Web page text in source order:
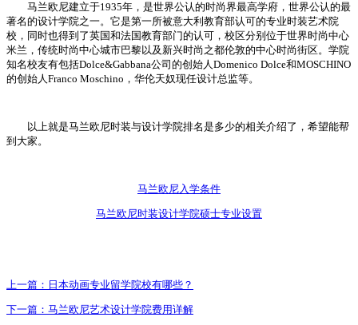
马兰欧尼建立于1935年，是世界公认的时尚界最高学府，世界公认的最
著名的设计学院之一。它是第一所被意大利教育部认可的专业时装艺术院
校，同时也得到了英国和法国教育部门的认可，校区分别位于世界时尚中心
米兰，传统时尚中心城市巴黎以及新兴时尚之都伦敦的中心时尚街区。学院
知名校友有包括Dolce&Gabbana公司的创始人Domenico Dolce和MOSCHINO
的创始人Franco Moschino，华伦天奴现任设计总监等。
以上就是马兰欧尼时装与设计学院排名是多少的相关介绍了，希望能帮
到大家。
马兰欧尼入学条件
马兰欧尼时装设计学院硕士专业设置
上一篇： 日本动画专业留学院校有哪些？
下一篇： 马兰欧尼艺术设计学院费用详解